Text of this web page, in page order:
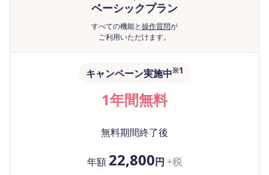
ベーシックプラン
すべての機能と操作質問が
ご利用いただけます。
キャンペーン実施中※1
1年間無料
無料期間終了後
年額 22,800円 +税